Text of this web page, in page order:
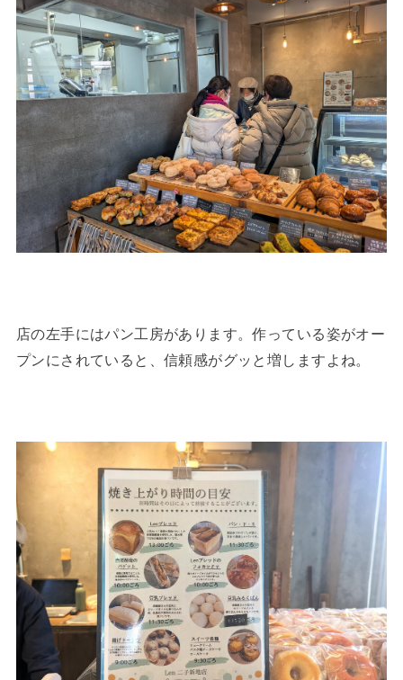
店の左手にはパン工房があります。作っている姿がオー
プンにされていると、信頼感がグッと増しますよね。